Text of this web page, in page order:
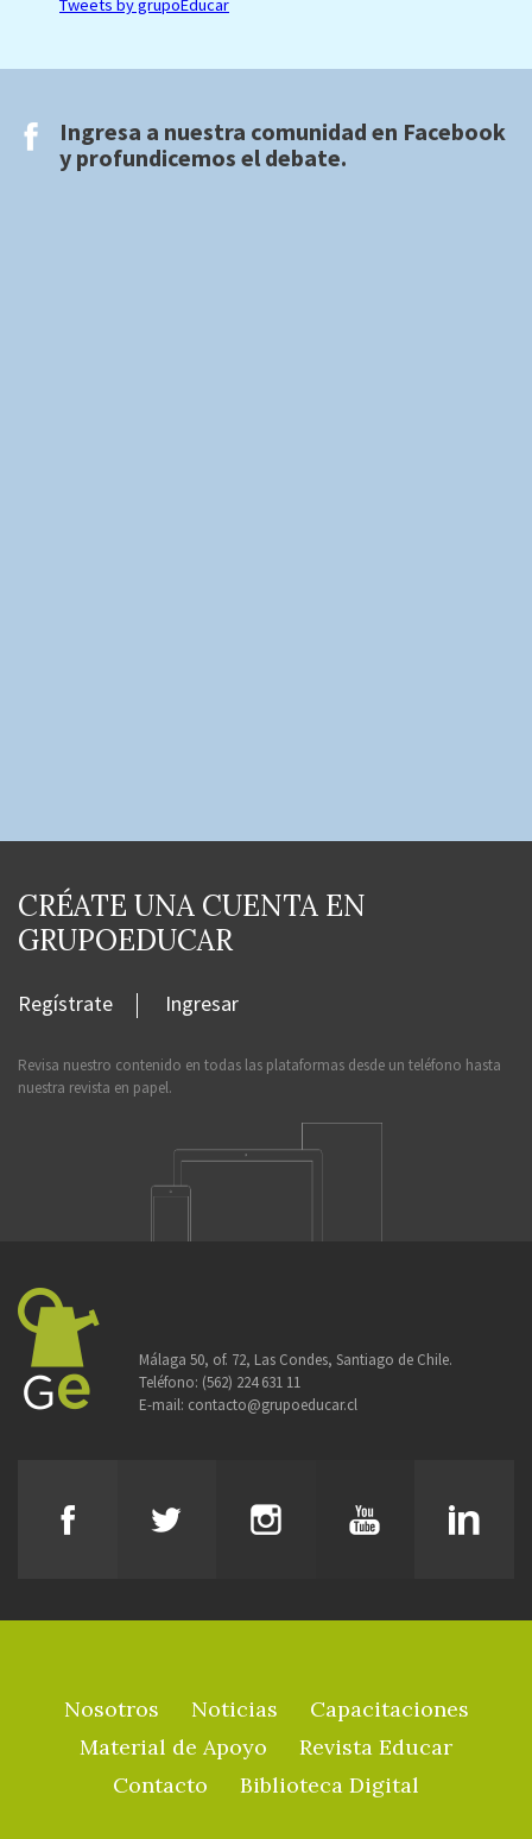
Tweets by grupoEducar
Ingresa a nuestra comunidad en Facebook
y profundicemos el debate.
CRÉATE UNA CUENTA EN
GRUPOEDUCAR
Regístrate Ingresar
Revisa nuestro contenido en todas las plataformas desde un teléfono hasta
nuestra revista en papel.
Málaga 50, of. 72, Las Condes, Santiago de Chile.
Teléfono: (562) 224 631 11
E-mail: contacto@grupoeducar.cl
Nosotros Noticias
Capacitaciones
Material de Apoyo
Revista Educar
Contacto
Biblioteca Digital